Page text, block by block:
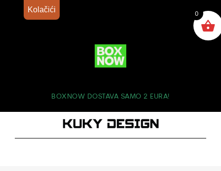
BOXNOW DOSTAVA SAMO 2 EURA!
0
Kolačići